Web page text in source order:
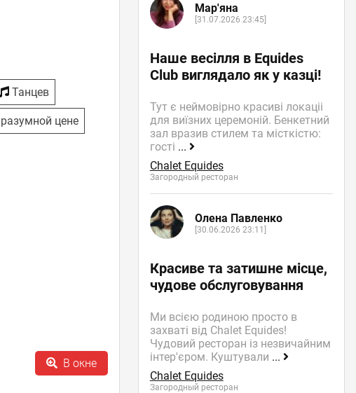
Танцев
цене
В окне
Мар'яна
[31.07.2026 23:45]
Наше весілля в Equides
Club виглядало як у казці!
Тут є неймовірно красиві локаціі
для виїзних церемоній. Бенкетний
зал вразив стилем та місткістю:
гості ...
Chalet Equides
Загородный ресторан
Олена Павленко
[30.06.2026 23:11]
Красиве та затишне місце,
чудове обслуговування
Ми всією родиною просто в
захваті від Chalet Equides!
Чудовий ресторан із незвичайним
інтер'єром. Куштували ...
Chalet Equides
Загородный ресторан